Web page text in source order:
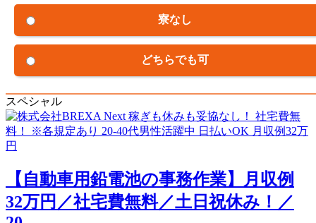
寮なし
どちらでも可
スペシャル
【自動車用鉛電池の事務作業】月収例
32万円／社宅費無料／土日祝休み！／